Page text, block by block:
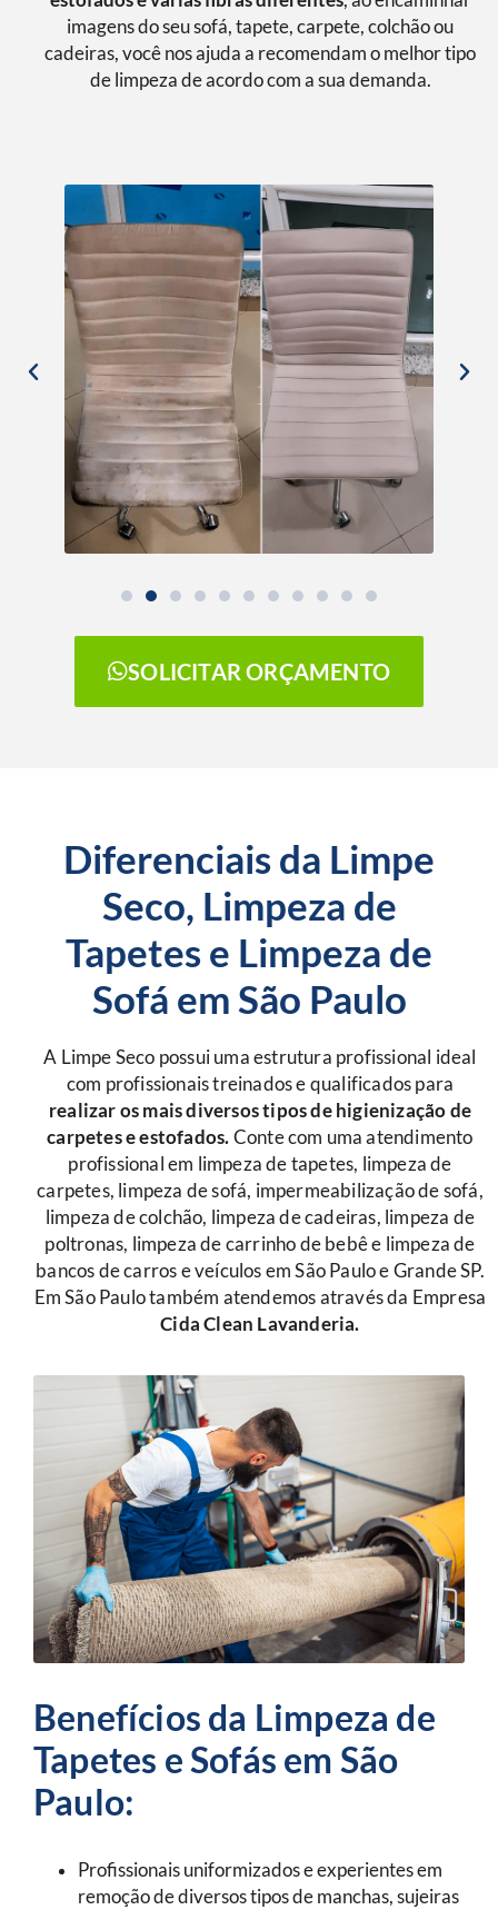
imagens do seu sofá, tapete, carpete, colchão ou
cadeiras, você nos ajuda a recomendam o melhor tipo
de limpeza de acordo com a sua demanda.
SOLICITAR ORÇAMENTO
Diferenciais da Limpe
Seco, Limpeza de
Tapetes e Limpeza de
Sofá em São Paulo
A Limpe Seco possui uma estrutura profissional ideal
com profissionais treinados e qualificados para
realizar os mais diversos tipos de higienização de
carpetes e estofados. Conte com uma atendimento
profissional em limpeza de tapetes, limpeza de
carpetes, limpeza de sofá, impermeabilização de sofá,
limpeza de colchão, limpeza de cadeiras, limpeza de
poltronas, limpeza de carrinho de bebê e limpeza de
bancos de carros e veículos em São Paulo e Grande SP.
Em São Paulo também atendemos através da Empresa
Cida Clean Lavanderia.
Benefícios da Limpeza de
Tapetes e Sofás em São
Paulo:
Profissionais uniformizados e experientes em
remoção de diversos tipos de manchas, sujeiras